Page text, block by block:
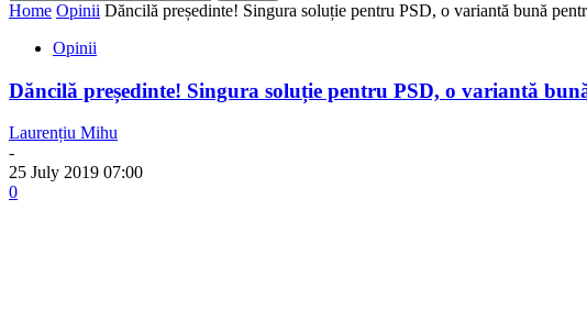
Home Opinii Dăncilă președinte! Singura soluție pentru PSD, o variantă bună
Opinii
Dăncilă președinte! Singura soluție pentru PSD, o variantă
Laurențiu Mihu
-
25 July 2019 07:00
0